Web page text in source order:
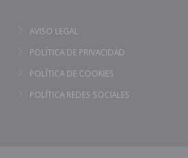
AVISO LEGAL
POLÍTICA DE PRIVACIDAD
POLÍTICA DE COOKIES
POLÍTICA REDES SOCIALES